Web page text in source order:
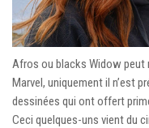
Afros ou blacks Widow peut
Marvel, uniquement il n’est
dessinées qui ont offert
Ceci quelques-uns vient du